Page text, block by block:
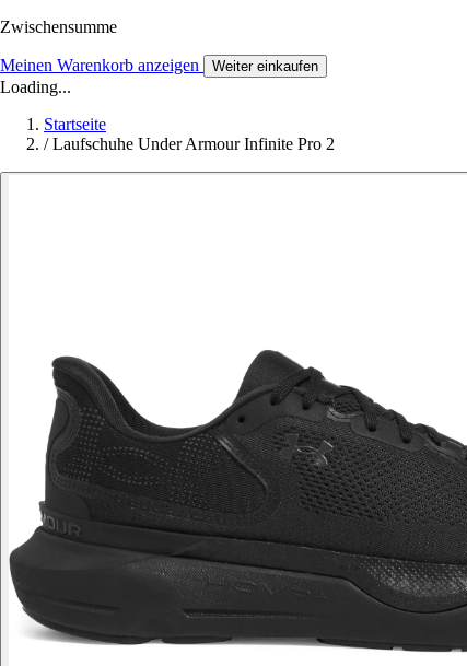
Zwischensumme
Meinen Warenkorb anzeigen Weiter einkaufen
Loading...
Startseite
/ Laufschuhe Under Armour Infinite Pro 2